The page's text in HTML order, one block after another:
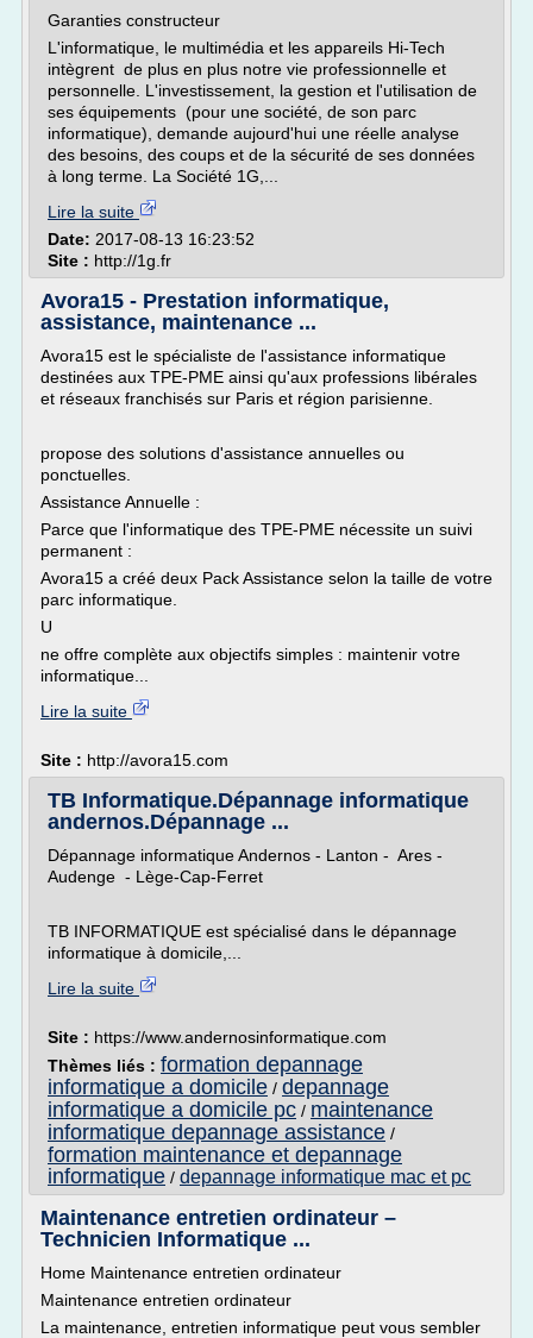
Garanties constructeur
L'informatique, le multimédia et les appareils Hi-Tech
intègrent de plus en plus notre vie professionnelle et
personnelle. L'investissement, la gestion et l'utilisation de
ses équipements (pour une société, de son parc
informatique), demande aujourd'hui une réelle analyse
des besoins, des coups et de la sécurité de ses données
à long terme. La Société 1G,...
Lire la suite
Date: 2017-08-13 16:23:52
Site : http://1g.fr
Avora15 - Prestation informatique,
assistance, maintenance ...
Avora15 est le spécialiste de l'assistance informatique
destinées aux TPE-PME ainsi qu'aux professions libérales
et réseaux franchisés sur Paris et région parisienne.
propose des solutions d'assistance annuelles ou
ponctuelles.
Assistance Annuelle :
Parce que l'informatique des TPE-PME nécessite un suivi
permanent :
Avora15 a créé deux Pack Assistance selon la taille de votre
parc informatique.
U
ne offre complète aux objectifs simples : maintenir votre
informatique...
Lire la suite
Site : http://avora15.com
TB Informatique.Dépannage informatique
andernos.Dépannage ...
Dépannage informatique Andernos - Lanton - Ares -
Audenge - Lège-Cap-Ferret
TB INFORMATIQUE est spécialisé dans le dépannage
informatique à domicile,...
Lire la suite
Site : https://www.andernosinformatique.com
Thèmes liés : formation depannage
informatique a domicile / depannage
informatique a domicile pc / maintenance
informatique depannage assistance /
formation maintenance et depannage
informatique / depannage informatique mac et pc
Maintenance entretien ordinateur –
Technicien Informatique ...
Home Maintenance entretien ordinateur
Maintenance entretien ordinateur
La maintenance, entretien informatique peut vous sembler